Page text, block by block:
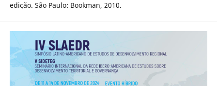
edição. São Paulo: Bookman, 2010.